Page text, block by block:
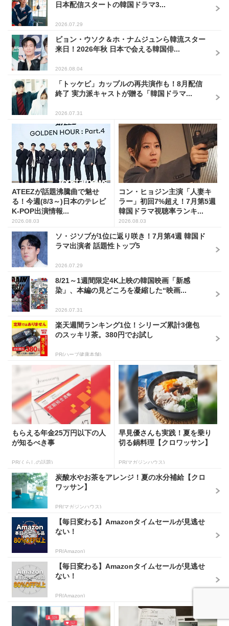
日本配信スタートの韓国ドラマ3...
2026.07.29
ビョン・ウソク＆ホ・ナムジュンら韓流スター
来日！2026年秋 日本で会える韓国俳...
2026.08.04
「トッケビ」カップルの再共演作も！8月配信
終了 実力派キャストが贈る「韓国ドラマ...
2026.07.31
ATEEZが話題沸騰曲で魅せ
る！今週(8/3～)日本のテレビ
K-POP出演情報...
2026.08.03
コン・ヒョジン主演「人妻キ
ラー」初回7%超え！7月第5週
韓国ドラマ視聴率ランキ...
2026.08.03
ソ・ジソブが1位に返り咲き！7月第4週 韓国ド
ラマ出演者 話題性トップ5
2026.07.29
8/21～1週間限定4K上映の韓国映画「新感
染」、本編の見どころを凝縮した“映画...
2026.07.31
楽天週間ランキング1位！シリーズ累計3億包
のスッキリ茶。380円でお試し
PR(ハーブ健康本舗)
もらえる年金25万円以下の人
が知るべき事
PR(くらしの話題)
早見優さんも実践！夏を乗り
切る鍋料理【クロワッサン】
PR(マガジンハウス)
炭酸水やお茶をアレンジ！夏の水分補給【クロ
ワッサン】
PR(マガジンハウス)
【毎日変わる】Amazonタイムセールが見逃せ
ない！
PR(Amazon)
【毎日変わる】Amazonタイムセールが見逃せ
ない！
PR(Amazon)